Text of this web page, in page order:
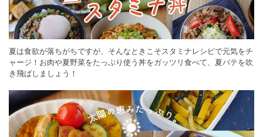
夏は食欲が落ちがちですが、そんなときこそスタミナレシピで元気をチ
ャージ！お肉や夏野菜をたっぷり使う丼をガッツリ食べて、夏バテを吹
き飛ばしましょう！